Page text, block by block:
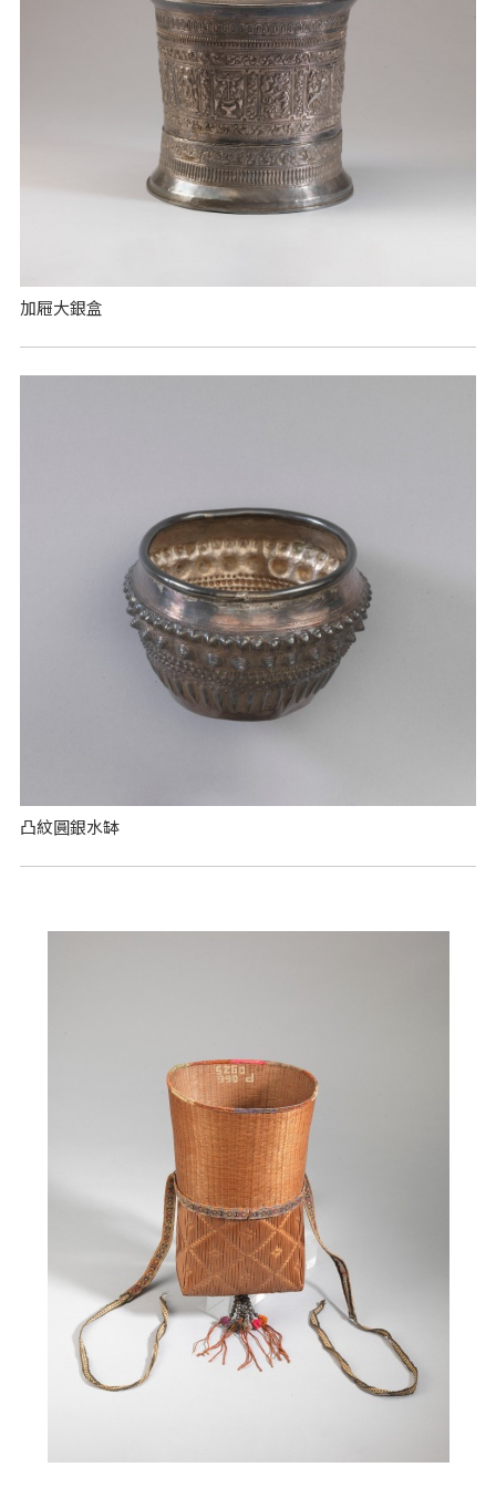
加屜大銀盒
凸紋圓銀水缽